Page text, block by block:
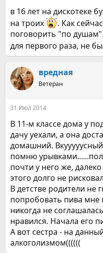
в 16 лет на дискотеке
на троих
. Как
поговорить "по
для первого раза, не
вредная
Ветеран
31 Июл 2014
В 11-м классе дома у
дачу уехали, а она
домашний.
помню
почти у него же,
этого долго не
В детстве родители не
попробовать пива мне
никогда не
нравился. Начала его
А вот сестра - на
алкоголизмом((((((